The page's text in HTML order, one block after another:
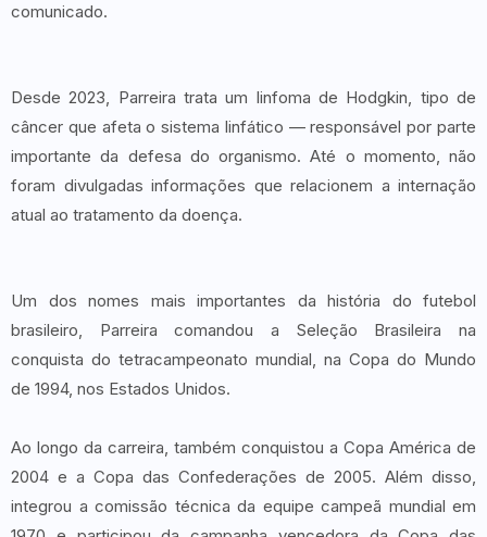
comunicado.
Desde 2023, Parreira trata um linfoma de Hodgkin, tipo de
câncer que afeta o sistema linfático — responsável por parte
importante da defesa do organismo. Até o momento, não
foram divulgadas informações que relacionem a internação
atual ao tratamento da doença.
Um dos nomes mais importantes da história do futebol
brasileiro, Parreira comandou a Seleção Brasileira na
conquista do tetracampeonato mundial, na Copa do Mundo
de 1994, nos Estados Unidos.
Ao longo da carreira, também conquistou a Copa América de
2004 e a Copa das Confederações de 2005. Além disso,
integrou a comissão técnica da equipe campeã mundial em